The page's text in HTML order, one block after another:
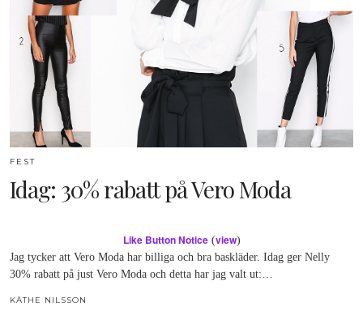
FEST
Idag: 30% rabatt på Vero Moda
Like Button Notice(view)
Jag tycker att Vero Moda har billiga och bra baskläder. Idag ger Nelly
30% rabatt på just Vero Moda och detta har jag valt ut:…
KÄTHE NILSSON